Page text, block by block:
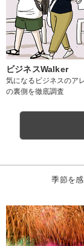
ビジネスWalker
気になるビジネスのア
の裏側を徹底調査
季節を